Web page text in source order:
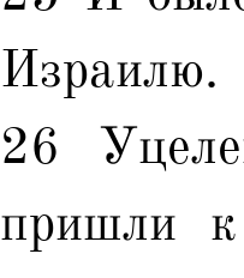
Израилю.
26
пришли